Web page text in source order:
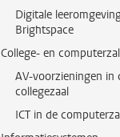
Digitale
Brightspace
College- en
AV-voorzieningen in
collegezaal
ICT in de